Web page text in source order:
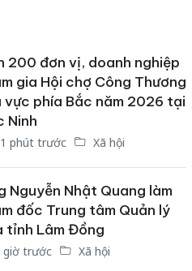
200 đơn vị, doanh nghiệp
gia Hội chợ Công Thương
vực phía Bắc năm 2026 tại
Ninh
phút trước Xã hội
Nguyễn Nhật Quang làm
đốc Trung tâm Quản lý
tỉnh Lâm Đồng
giờ trước Xã hội